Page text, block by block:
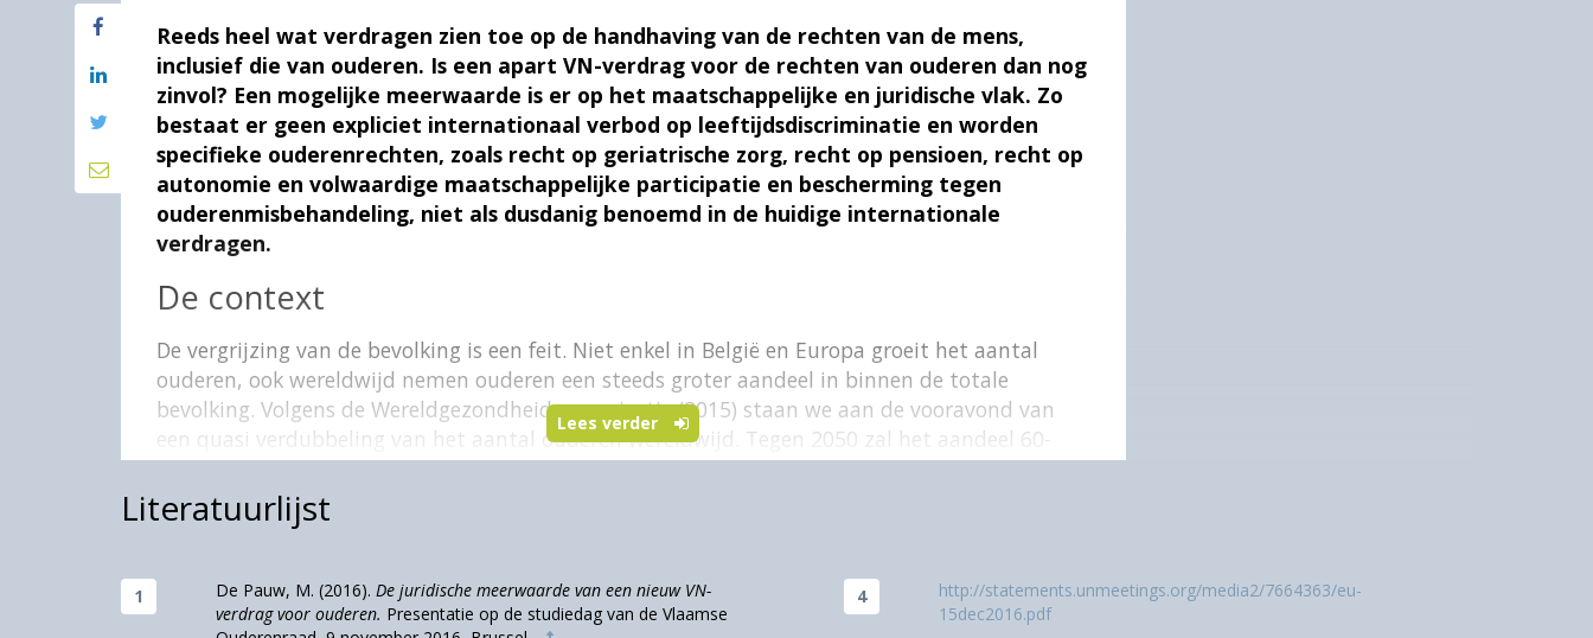
Lees verder
Reeds heel wat verdragen zien toe op de handhaving van de rechten van de mens,
inclusief die van ouderen. Is een apart VN-verdrag voor de rechten van ouderen dan nog
zinvol? Een mogelijke meerwaarde is er op het maatschappelijke en juridische vlak. Zo
bestaat er geen expliciet internationaal verbod op leeftijdsdiscriminatie en worden
specifieke ouderenrechten, zoals recht op geriatrische zorg, recht op pensioen, recht op
autonomie en volwaardige maatschappelijke participatie en bescherming tegen
ouderenmisbehandeling, niet als dusdanig benoemd in de huidige internationale
verdragen.
De context
De vergrijzing van de bevolking is een feit. Niet enkel in België en Europa groeit het aantal
ouderen, ook wereldwijd nemen ouderen een steeds groter aandeel in binnen de totale
bevolking. Volgens de Wereldgezondheidsorganisatie (2015) staan we aan de vooravond van
een quasi verdubbeling van het aantal ouderen wereldwijd. Tegen 2050 zal het aandeel 60-
plussers stijgen van 12% naar 22% van de wereldbevolking, goed voor meer dan 2 miljard
ouderen in totaal (tegenover circa 900 miljoen in 2015). Waar de vergrijzing zich aanvankelijk
vooral in de meer ontwikkelde landen voordeed, zijn het nu de lage- en
Volgens de Wereldgezondheidsorganisatie zal 80 % van de ouderen in 2050 in deze landen
(http://who.int/mediacentre/factsheets/fs404/en/).
Literatuurlijst
De Pauw, M. (2016). De juridische meerwaarde van een nieuw VN-
verdrag voor ouderen. Presentatie op de studiedag van de Vlaamse
http://statements.unmeetings.org/media2/7664363/eu-
15dec2016.pdf